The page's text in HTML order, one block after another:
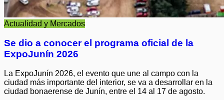
Actualidad y Mercados
Se dio a conocer el programa oficial de la
ExpoJunín 2026
La ExpoJunín 2026, el evento que une al campo con la
ciudad más importante del interior, se va a desarrollar en la
ciudad bonaerense de Junín, entre el 14 al 17 de agosto.